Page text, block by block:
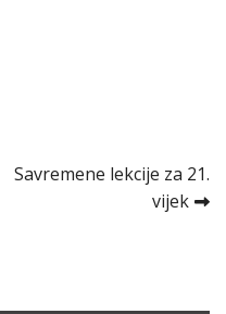
Savremene lekcije za 21.
vijek